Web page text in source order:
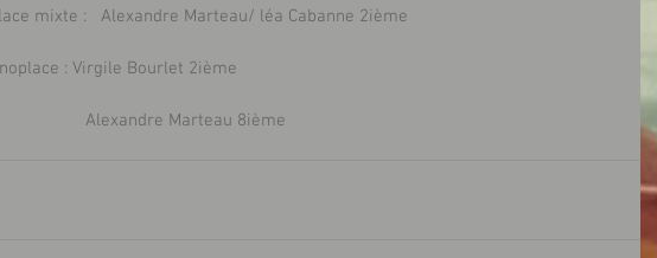
mixte :   Alexandre Marteau/ léa Cabanne 2ième
: Virgile Bourlet 2ième
                                              Alexandre Marteau 8ième